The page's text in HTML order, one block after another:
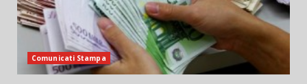
Comunicati Stampa